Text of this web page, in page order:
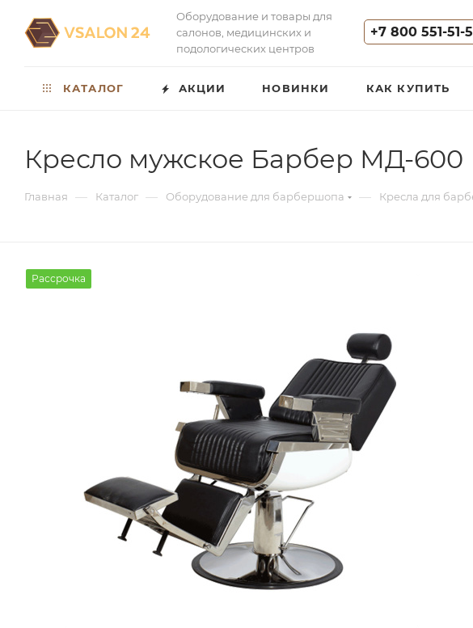
Оборудование и товары для
салонов, медицинских и
подологических центров
+7 800 551-51-
КАТАЛОГ АКЦИИ НОВИНКИ КАК КУПИТЬ
Кресло мужское Барбер МД-600
Главная — Каталог — Оборудование для барбершопа — Кресла для
Рассрочка